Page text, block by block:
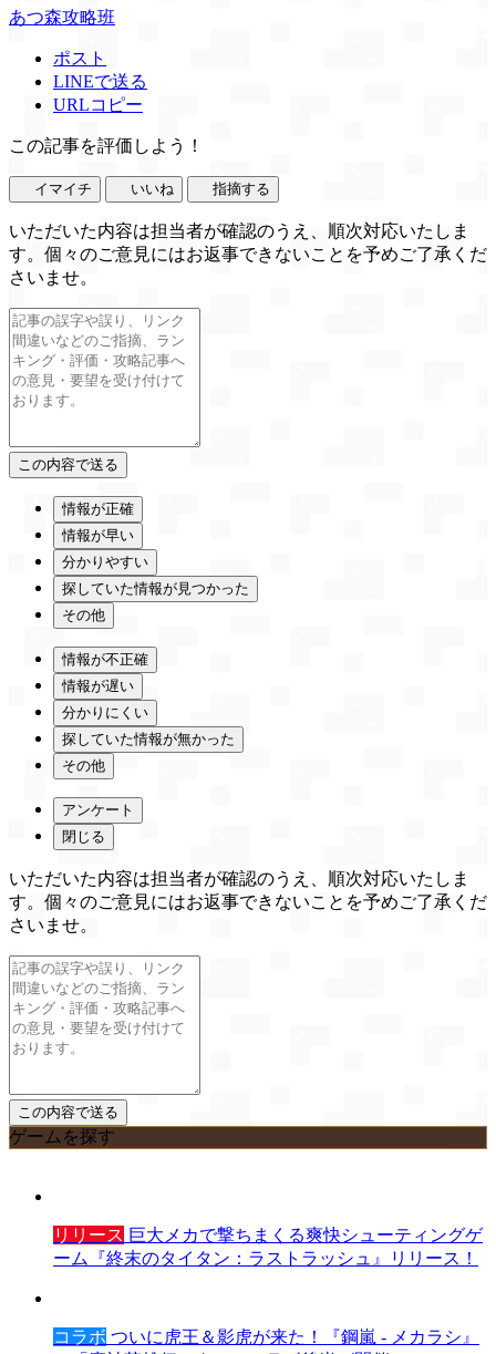
あつ森攻略班
ポスト
LINEで送る
URLコピー
この記事を評価しよう！
イマイチ いいね 指摘する
いただいた内容は担当者が確認のうえ、順次対応いたしま
す。個々のご意見にはお返事できないことを予めご了承くだ
さいませ。
情報が正確
情報が早い
分かりやすい
探していた情報が見つかった
その他
情報が不正確
情報が遅い
分かりにくい
探していた情報が無かった
その他
アンケート
閉じる
いただいた内容は担当者が確認のうえ、順次対応いたしま
す。個々のご意見にはお返事できないことを予めご了承くだ
さいませ。
ゲームを探す
リリース 巨大メカで撃ちまくる爽快シューティングゲ
ーム『終末のタイタン：ラストラッシュ』リリース！
コラボ ついに虎王＆影虎が来た！『鋼嵐 - メカラシ』